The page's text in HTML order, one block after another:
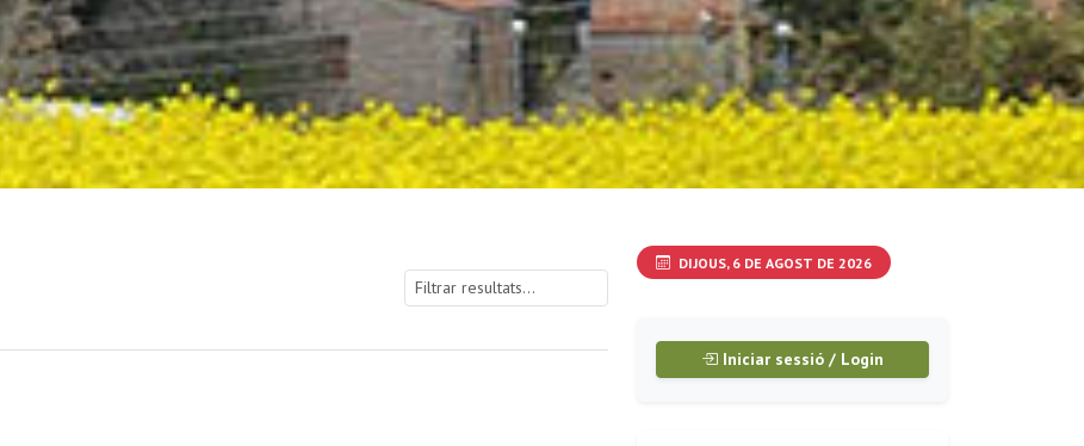
DIJOUS, 6 DE AGOST DE 2026
Iniciar sessió / Login